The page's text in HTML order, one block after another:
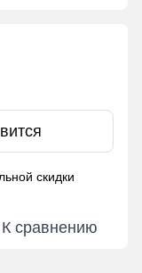
скидки
К сравнению